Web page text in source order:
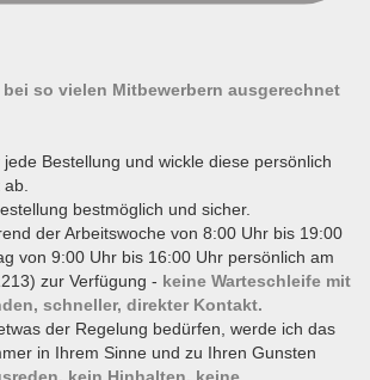
bei so vielen Mitbewerbern ausgerechnet
Bestellung und wickle diese persönlich
ab.
bestmöglich und sicher.
der Arbeitswoche von 8:00 Uhr bis 19:00
von 9:00 Uhr bis 16:00 Uhr persönlich am
zur Verfügung - keine Warteschleife mit
schneller, direkter Kontakt.
der Regelung bedürfen, werde ich das
in Ihrem Sinne und zu Ihren Gunsten